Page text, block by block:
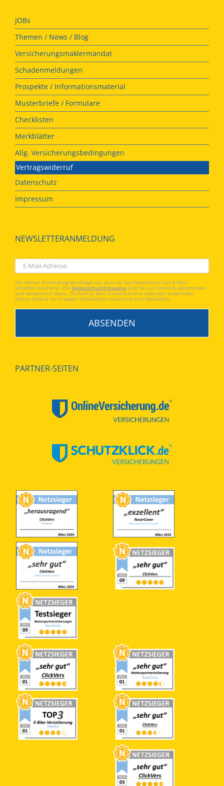
JOBs
Themen / News / Blog
Versicherungsmaklermandat
Schadenmeldungen
Prospekte / Informationsmaterial
Musterbriefe / Formulare
Checklisten
Merkblätter
Allg. Versicherungsbedingungen
Vertragswiderruf
Datenschutz
Impressum
NEWSLETTERANMELDUNG
Mit deiner Anmeldung bestätigst du, dass du den Newsletter per E-Mail
erhalten möchtest. Die Datenschutzhinweise hast du zur Kenntnis genommen
und akzeptierst diese. Du kannst dein Einverständnis jederzeit widerrufen.
Hierzu findest du in jedem Newsletter einen Link zum Abmelden.
PARTNER-SEITEN